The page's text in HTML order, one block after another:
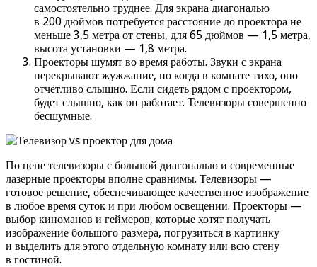
самостоятельно труднее. Для экрана диагональю
в 200 дюймов потребуется расстояние до проектора не
меньше 3,5 метра от стены, для 65 дюймов — 1,5 метра,
высота установки — 1,8 метра.
Проекторы шумят во время работы. Звуки с экрана
перекрывают жужжание, но когда в комнате тихо, оно
отчётливо слышно. Если сидеть рядом с проектором,
будет слышно, как он работает. Телевизоры совершенно
бесшумные.
По цене телевизоры с большой диагональю и современные
лазерные проекторы вполне сравнимы. Телевизоры —
готовое решение, обеспечивающее качественное изображение
в любое время суток и при любом освещении. Проекторы —
выбор киноманов и геймеров, которые хотят получать
изображение большого размера, погрузиться в картинку
и выделить для этого отдельную комнату или всю стену
в гостиной.